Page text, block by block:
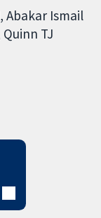
Abakar Ismail
Quinn TJ